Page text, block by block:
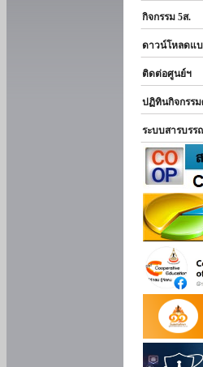
กิจกรรม 5ส.
ดาวน์โหลดแบ
ติดต่อศูนย์ฯ
ปฏิทินกิจกรรม
ระบบสารบรร